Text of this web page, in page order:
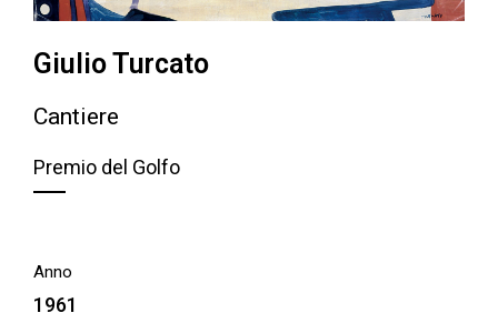
Giulio Turcato
Cantiere
Premio del Golfo
Anno
1961